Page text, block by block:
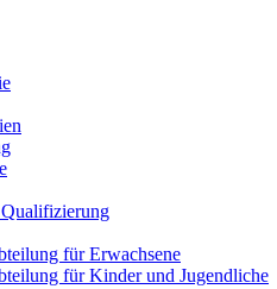
für Erwachsene
für Kinder und Jugendliche